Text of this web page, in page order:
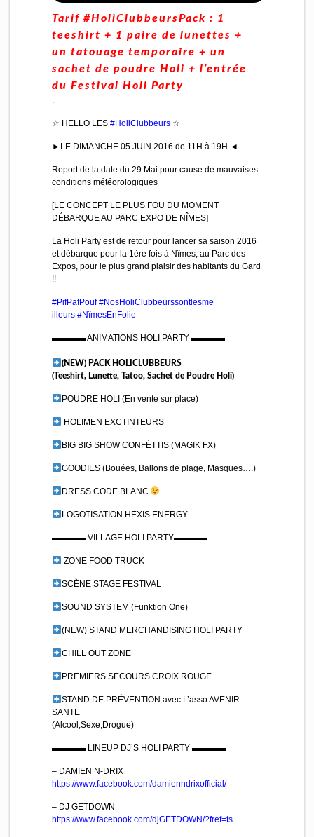
Tarif #HoliClubbeursPack : 1
teeshirt + 1 paire de lunettes +
un tatouage temporaire + un
sachet de poudre Holi + l’entrée
du Festival Holi Party
.
☆ HELLO LES #HoliClubbeurs ☆
►LE DIMANCHE 05 JUIN 2016 de 11H à 19H ◄
Report de la date du 29 Mai pour cause de mauvaises
conditions météorologiques
[LE CONCEPT LE PLUS FOU DU MOMENT
DÉBARQUE AU PARC EXPO DE NÎMES]
La Holi Party est de retour pour lancer sa saison 2016
et débarque pour la 1ère fois à Nîmes, au Parc des
Expos, pour le plus grand plaisir des habitants du Gard
!!
#PifPafPouf #NosHoliClubbeurssontlesme
illeurs #NîmesEnFolie
▬▬▬▬ ANIMATIONS HOLI PARTY ▬▬▬▬
(NEW) PACK HOLICLUBBEURS
(Teeshirt, Lunette, Tatoo, Sachet de Poudre Holi)
POUDRE HOLI (En vente sur place)
HOLIMEN EXCTINTEURS
BIG BIG SHOW CONFÉTTIS (MAGIK FX)
GOODIES (Bouées, Ballons de plage, Masques….)
DRESS CODE BLANC
LOGOTISATION HEXIS ENERGY
▬▬▬▬ VILLAGE HOLI PARTY▬▬▬▬
ZONE FOOD TRUCK
SCÈNE STAGE FESTIVAL
SOUND SYSTEM (Funktion One)
(NEW) STAND MERCHANDISING HOLI PARTY
CHILL OUT ZONE
PREMIERS SECOURS CROIX ROUGE
STAND DE PRÉVENTION avec L’asso AVENIR
SANTE
(Alcool,Sexe,Drogue)
▬▬▬▬ LINEUP DJ’S HOLI PARTY ▬▬▬▬
– DAMIEN N-DRIX
https://www.facebook.com/damienndrixofficial/
– DJ GETDOWN
https://www.facebook.com/djGETDOWN/?fref=ts